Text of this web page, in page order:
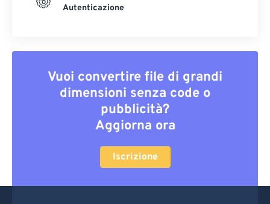
Autenticazione
Vuoi convertire file di grandi
dimensioni senza code o
pubblicità?
Aggiorna ora
Iscrizione